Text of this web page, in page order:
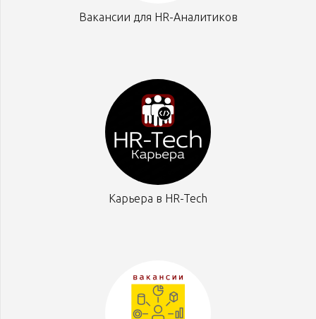
Вакансии для HR-Аналитиков
Карьера в HR-Tech